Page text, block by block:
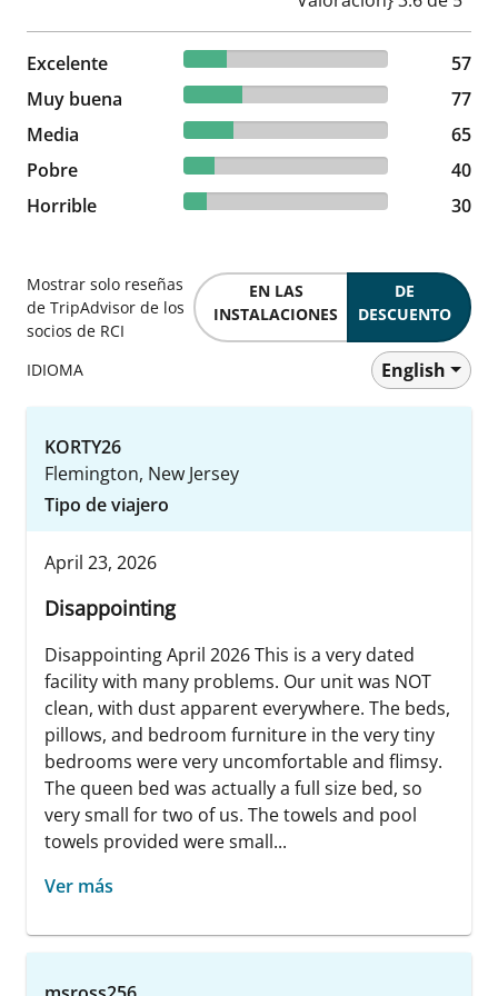
Excelente 21.19% reviewed Excelente
57 reviews
57
Muy buena
28.62% reviewed Muy buena
77 reviews
77
Media
24.16% reviewed Media
65 reviews
65
Pobre
14.87% reviewed Pobre
40 reviews
40
Horrible
11.15% reviewed Horrible
30 reviews 30
Mostrar solo reseñas
de TripAdvisor de los
socios de RCI
EN LAS
INSTALACIONES
DE
DESCUENTO
IDIOMA English
KORTY26
Flemington, New Jersey
Tipo de viajero
April 23, 2026
Disappointing
Disappointing April 2026 This is a very dated
facility with many problems. Our unit was NOT
clean, with dust apparent everywhere. The beds,
pillows, and bedroom furniture in the very tiny
bedrooms were very uncomfortable and flimsy.
The queen bed was actually a full size bed, so
very small for two of us. The towels and pool
towels provided were small...
Ver más